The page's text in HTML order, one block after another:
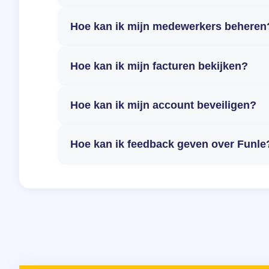
Hoe kan ik mijn medewerkers
Hoe kan ik mijn facturen bekijken?
Hoe kan ik mijn account beveiligen?
Hoe kan ik feedback geven over